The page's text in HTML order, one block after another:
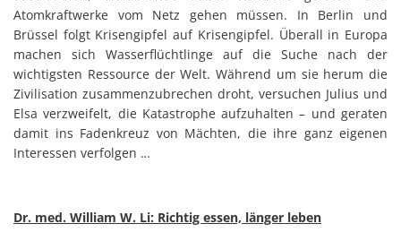
Atomkraftwerke vom Netz gehen müssen. In Berlin und
Brüssel folgt Krisengipfel auf Krisengipfel. Überall in Europa
machen sich Wasserflüchtlinge auf die Suche nach der
wichtigsten Ressource der Welt. Während um sie herum die
Zivilisation zusammenzubrechen droht, versuchen Julius und
Elsa verzweifelt, die Katastrophe aufzuhalten – und geraten
damit ins Fadenkreuz von Mächten, die ihre ganz eigenen
Interessen verfolgen …
Dr. med. William W. Li: Richtig essen, länger leben